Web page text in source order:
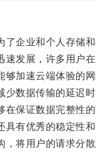
企业和个人存储和
展，许多用户在
加速云端体验的网
数据传输的延迟时
证数据完整性的
有优秀的稳定性和
用户的请求分散